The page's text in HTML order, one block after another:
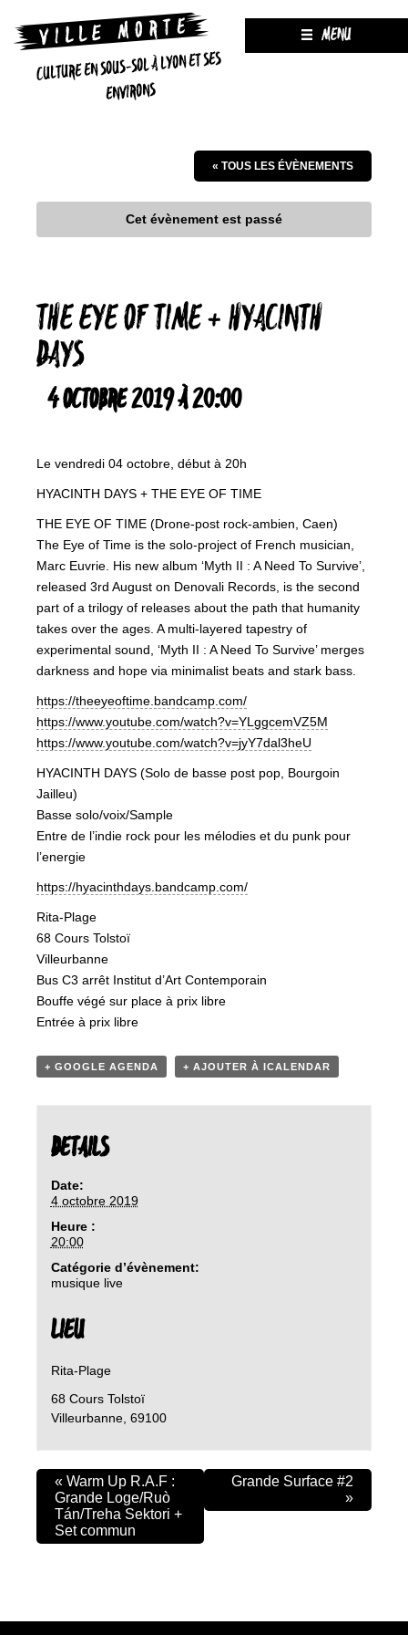
CULTURE EN SOUS-SOL À LYON ET SES
ENVIRONS
MENU
« TOUS LES ÉVÈNEMENTS
Cet évènement est passé
THE EYE OF TIME + HYACINTH
DAYS
4 OCTOBRE 2019 À 20:00
Le vendredi 04 octobre, début à 20h
HYACINTH DAYS + THE EYE OF TIME
THE EYE OF TIME (Drone-post rock-ambien, Caen)
The Eye of Time is the solo-project of French musician,
Marc Euvrie. His new album ‘Myth II : A Need To Survive’,
released 3rd August on Denovali Records, is the second
part of a trilogy of releases about the path that humanity
takes over the ages. A multi-layered tapestry of
experimental sound, ‘Myth II : A Need To Survive’ merges
darkness and hope via minimalist beats and stark bass.
https://theeyeoftime.bandcamp.com/
https://www.youtube.com/watch?v=YLggcemVZ5M
https://www.youtube.com/watch?v=jyY7dal3heU
HYACINTH DAYS (Solo de basse post pop, Bourgoin
Jailleu)
Basse solo/voix/Sample
Entre de l’indie rock pour les mélodies et du punk pour
l’energie
https://hyacinthdays.bandcamp.com/
Rita-Plage
68 Cours Tolstoï
Villeurbanne
Bus C3 arrêt Institut d’Art Contemporain
Bouffe végé sur place à prix libre
Entrée à prix libre
+ GOOGLE AGENDA + AJOUTER À ICALENDAR
DETAILS
Date:
4 octobre 2019
Heure :
20:00
Catégorie d’évènement:
musique live
LIEU
Rita-Plage
68 Cours Tolstoï
Villeurbanne, 69100
« Warm Up R.A.F :
Grande Loge/Ruò
Tán/Treha Sektori +
Set commun
Grande Surface #2
»